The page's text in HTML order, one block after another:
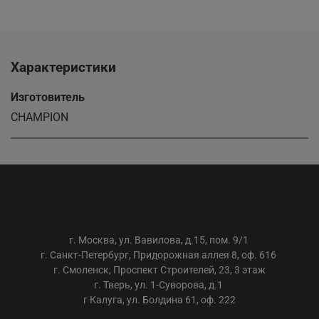
Характеристики
Изготовитель
CHAMPION
г. Москва, ул. Вавилова, д.15, пом. 9/1
г. Санкт-Петербург, Придорожная аллея 8, оф. 616
г. Смоленск, Проспект Строителей, 23, 3 этаж
г. Тверь, ул. 1-Суворова, д.1
г Калуга, ул. Болдина 61, оф. 222